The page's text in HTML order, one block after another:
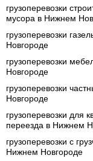
грузоперевозки
мусора в Нижнем
грузоперевозки
Новгороде
грузоперевозки
Новгороде
грузоперевозки
Новгороде
грузоперевозки для
переезда в Нижнем
грузоперевозки с
Нижнем Новгороде